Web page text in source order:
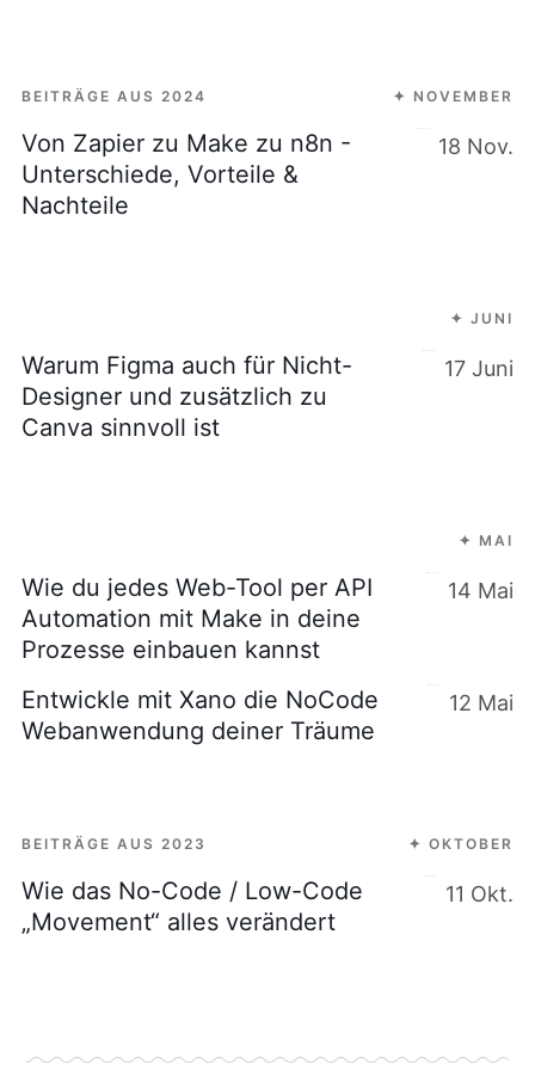
BEITRÄGE AUS 2024 ✦ NOVEMBER
Von Zapier zu Make zu n8n -
Unterschiede, Vorteile &
Nachteile
18 Nov.
✦ JUNI
Warum Figma auch für Nicht-
Designer und zusätzlich zu
Canva sinnvoll ist
17 Juni
✦ MAI
Wie du jedes Web-Tool per API
Automation mit Make in deine
Prozesse einbauen kannst
14 Mai
Entwickle mit Xano die NoCode
Webanwendung deiner Träume
12 Mai
BEITRÄGE AUS 2023 ✦ OKTOBER
Wie das No-Code / Low-Code
„Movement“ alles verändert
11 Okt.